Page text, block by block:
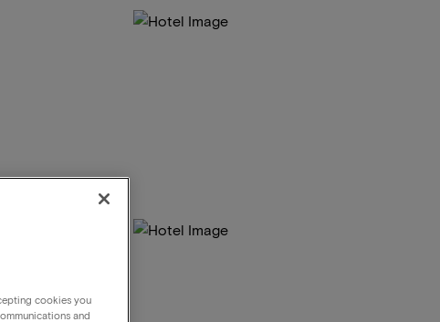
cookies you
and